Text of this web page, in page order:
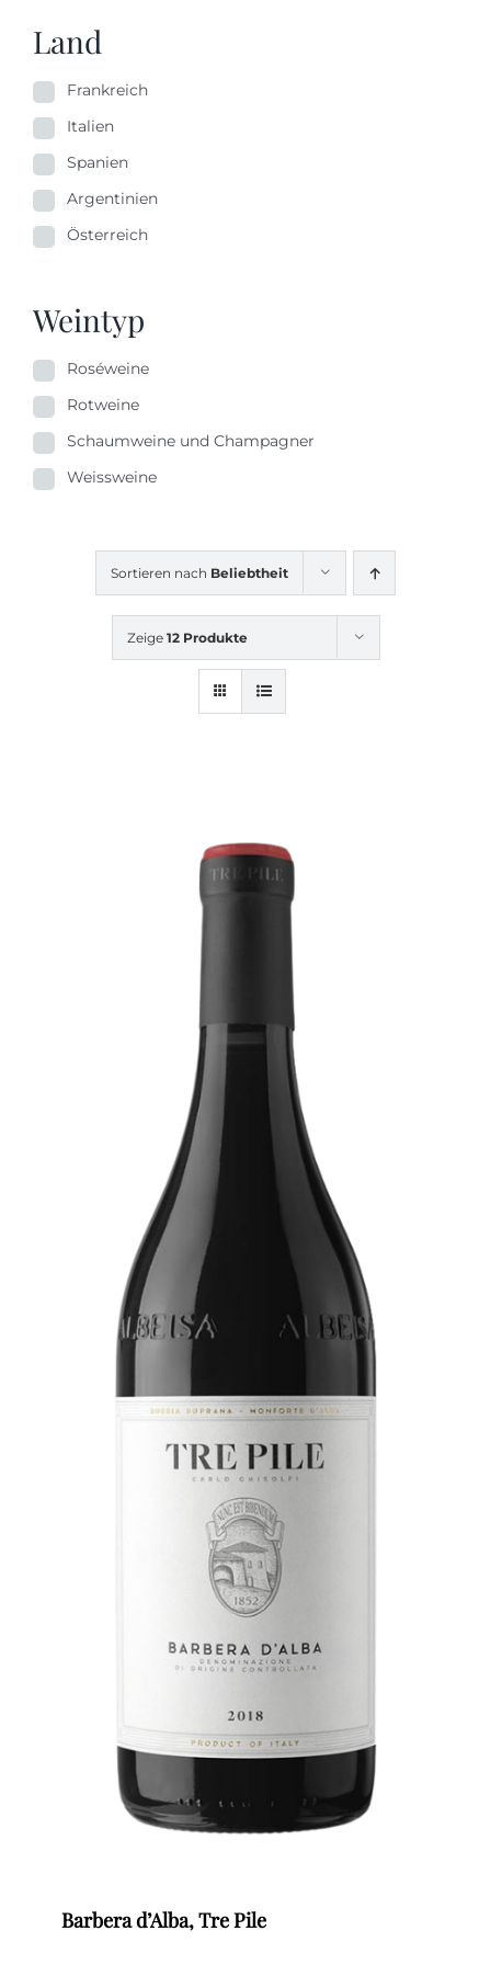
Sortieren nach Beliebtheit
Zeige 12 Produkte
Barbera d’Alba, Tre Pile
Land
Frankreich
Italien
Spanien
Argentinien
Österreich
Weintyp
Roséweine
Rotweine
Schaumweine und Champagner
Weissweine